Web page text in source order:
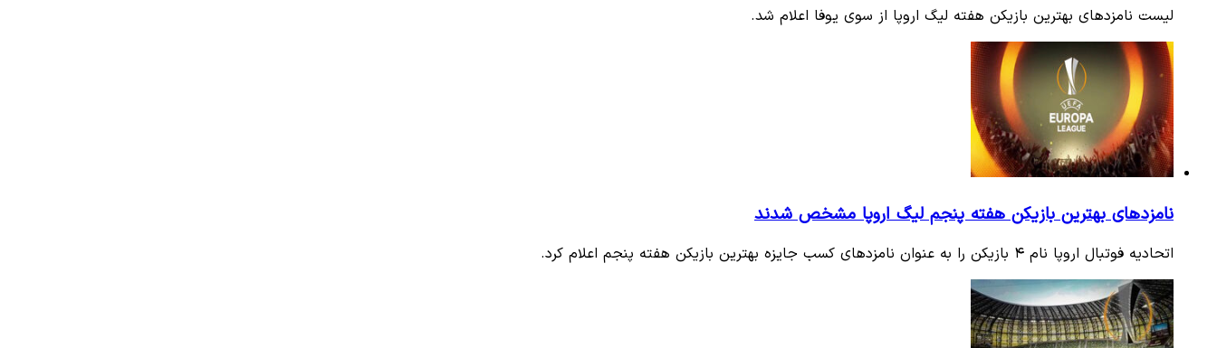
لیست نامزد‌های بهترین بازیکن هفته لیگ اروپا از سوی یوفا اعلام شد.
نامزد‌های بهترین بازیکن هفته پنجم لیگ اروپا مشخص شدند
اتحادیه فوتبال اروپا نام ۴ بازیکن را به عنوان نامزد‌های کسب جایزه بهترین بازیکن هفته پنجم اعلام کرد.